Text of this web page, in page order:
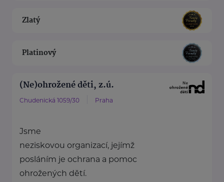
Zlatý
Platinový
(Ne)ohrožené děti, z.ú.
Chudenická 1059/30 Praha
Jsme
neziskovou organizací, jejímž
posláním je ochrana a pomoc
ohrožených dětí.